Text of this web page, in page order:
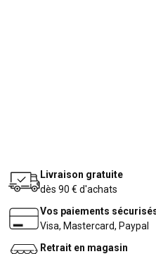
Livraison gratuite
dès 90 € d'achats
Vos paiements
Visa, Mastercard, Paypal
Retrait en magasin